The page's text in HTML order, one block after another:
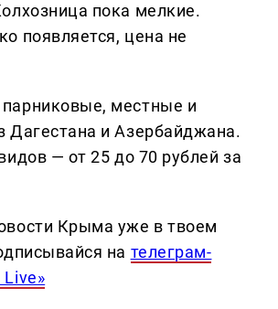
пока мелкие.
появляется, цена не
местные и
Дагестана и Азербайджана.
— от 25 до 70 рублей за
Крыма уже в твоем
на телеграм-